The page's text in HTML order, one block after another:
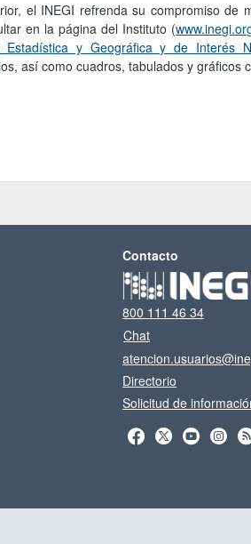
el INEGI refrenda su compromiso de
en la página del Instituto (
Estadística y Geográfica y de Interés
así como cuadros, tabulados y gráficos
Contacto
800 111 46 34
Chat
Directorio
Solicitud de